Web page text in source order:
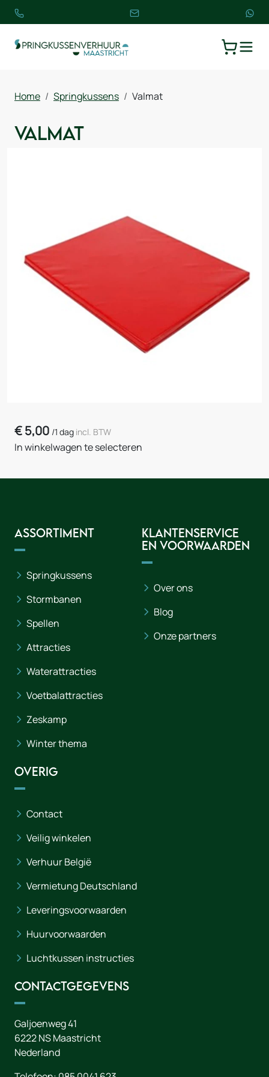
Home Springkussens Valmat
Valmat
€5,00 /1 dag incl. BTW
In winkelwagen te selecteren
Assortiment
Springkussens
Stormbanen
Spellen
Attracties
Waterattracties
Voetbalattracties
Zeskamp
Winter thema
Klantenservice
en voorwaarden
Over ons
Blog
Onze partners
Overig
Contact
Veilig winkelen
Verhuur België
Vermietung Deutschland
Leveringsvoorwaarden
Huurvoorwaarden
Luchtkussen instructies
Contactgegevens
Galjoenweg 41
6222 NSMaastricht
Nederland